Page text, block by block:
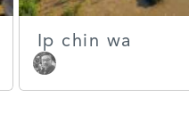
Ip chin wa